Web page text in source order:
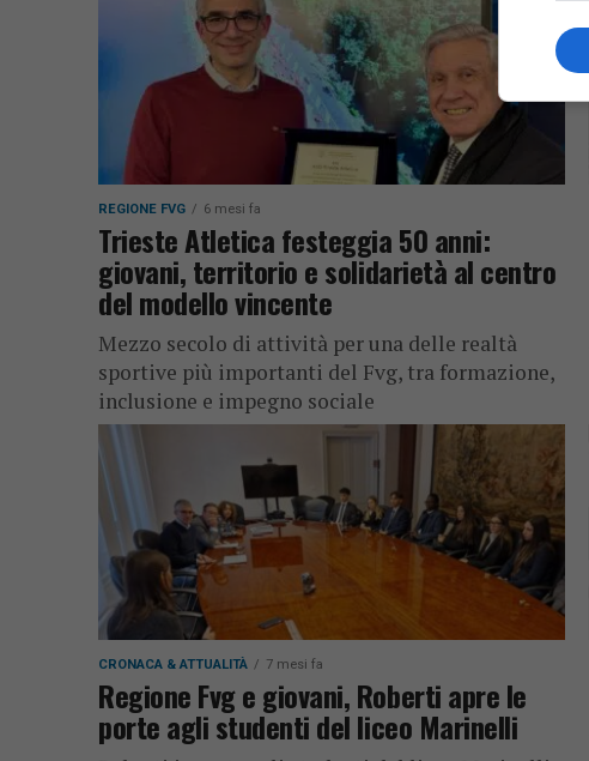
REGIONE FVG 6 mesi fa
Trieste Atletica festeggia 50 anni:
giovani, territorio e solidarietà al centro
del modello vincente
Mezzo secolo di attività per una delle realtà
sportive più importanti del Fvg, tra formazione,
inclusione e impegno sociale
CRONACA & ATTUALITÀ 7 mesi fa
Regione Fvg e giovani, Roberti apre le
porte agli studenti del liceo Marinelli